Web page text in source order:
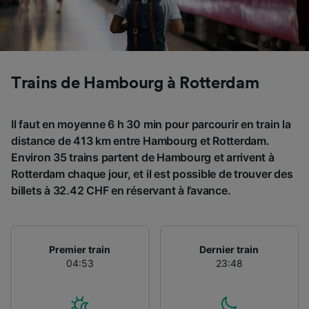
Trains de Hambourg à Rotterdam
Il faut en moyenne 6 h 30 min pour parcourir en train la
distance de 413 km entre Hambourg et Rotterdam.
Environ 35 trains partent de Hambourg et arrivent à
Rotterdam chaque jour, et il est possible de trouver des
billets à 32.42 CHF en réservant à l’avance.
Premier train
04:53
Dernier train
23:48
finalités suivantes :
Utiliser des données de géolocalisation
précises. Analyser activement les
informations sur un appareil. Publicités et
études d’audience et développement de
services.
Liste de nos partenaires (fournisseurs)